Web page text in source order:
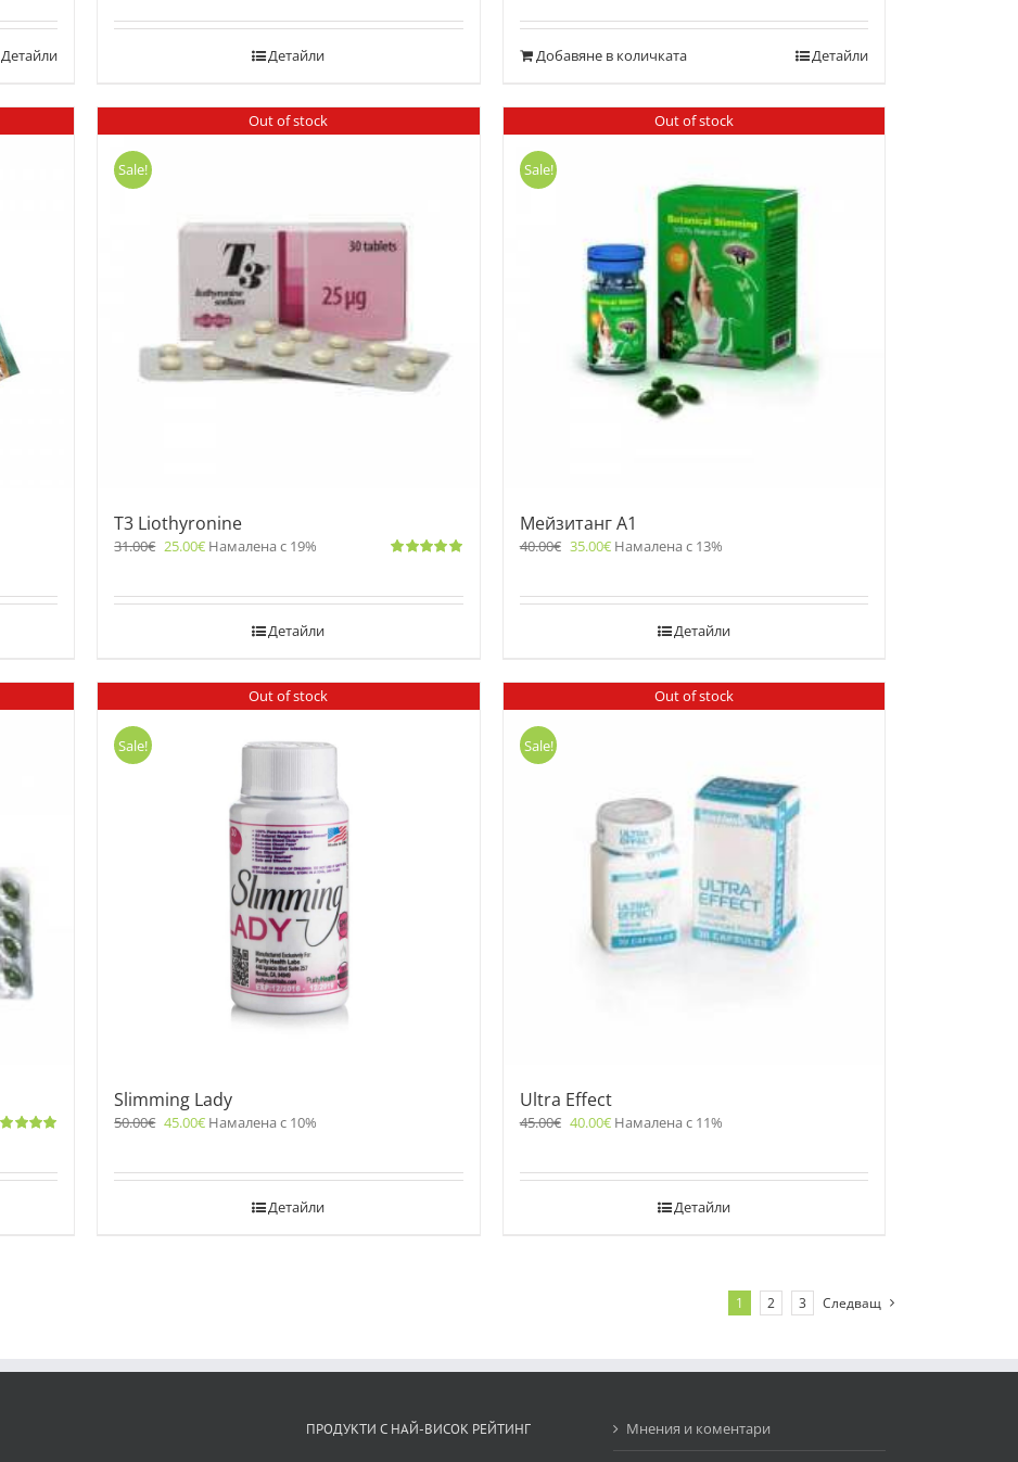
Детайли Детайли Добавяне в количката Детайли
Out of stock
Sale!
T3 Liothyronine
31.00€ 25.00€ Намалена с 19%
Детайли
Out of stock
Sale!
Мейзитанг A1
40.00€ 35.00€Намалена с 13%
Детайли
Out of stock
Sale!
Slimming Lady
50.00€ 45.00€ Намалена с 10%
Детайли
Out of stock
Sale!
Ultra Effect
45.00€ 40.00€Намалена с 11%
Детайли
1 2 3 Следващ
ПРОДУКТИ С НАЙ-ВИСОК РЕЙТИНГ Мнения и коментари